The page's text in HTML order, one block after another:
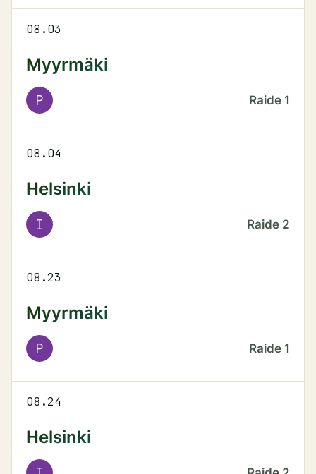
08.03
Myyrmäki
P Raide 1
08.04
Helsinki
I Raide 2
08.23
Myyrmäki
P Raide 1
08.24
Helsinki